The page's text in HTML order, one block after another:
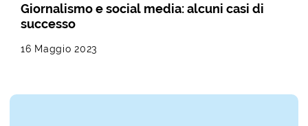
Giornalismo e social media: alcuni casi di
successo
16 Maggio 2023